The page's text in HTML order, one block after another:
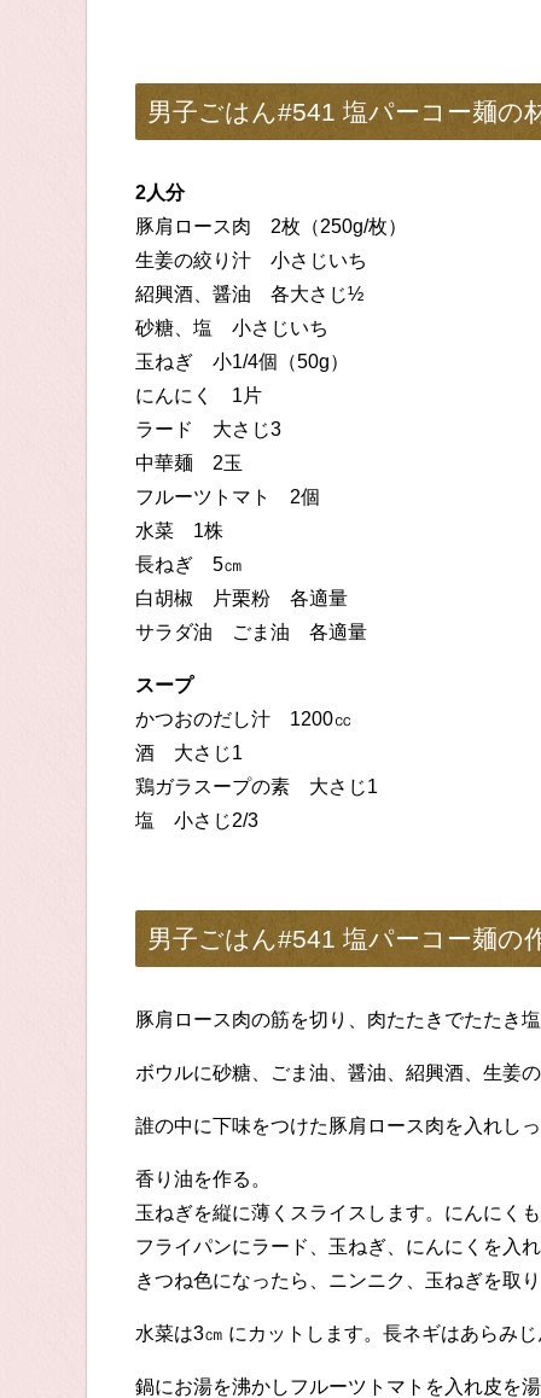
男子ごはん#541 塩パーコー麺の
2人分
豚肩ロース肉 2枚（250g/枚）
生姜の絞り汁 小さじいち
紹興酒、醤油 各大さじ½
砂糖、塩 小さじいち
玉ねぎ 小1/4個（50g）
にんにく 1片
ラード 大さじ3
中華麺 2玉
フルーツトマト 2個
水菜 1株
長ねぎ 5㎝
白胡椒 片栗粉 各適量
サラダ油 ごま油 各適量
スープ
かつおのだし汁 1200㏄
酒 大さじ1
鶏ガラスープの素 大さじ1
塩 小さじ2/3
男子ごはん#541 塩パーコー麺の
豚肩ロース肉の筋を切り、肉たたきでたたき
ボウルに砂糖、ごま油、醤油、紹興酒、生姜
誰の中に下味をつけた豚肩ロース肉を入れし
香り油を作る。
玉ねぎを縦に薄くスライスします。にんにく
フライパンにラード、玉ねぎ、にんにくを入
きつね色になったら、ニンニク、玉ねぎを取
水菜は3㎝ にカットします。長ネギはあらみ
鍋にお湯を沸かしフルーツトマトを入れ皮を